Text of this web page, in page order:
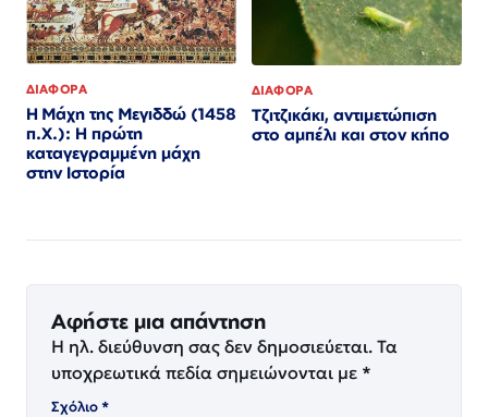
ΔΙΑΦΟΡΑ
Η Μάχη της Μεγιδδώ (1458
π.Χ.): Η πρώτη
καταγεγραμμένη μάχη
στην Ιστορία
ΔΙΑΦΟΡΑ
Τζιτζικάκι, αντιμετώπιση
στο αμπέλι και στον κήπο
Αφήστε μια απάντηση
Η ηλ. διεύθυνση σας δεν δημοσιεύεται. Τα
υποχρεωτικά πεδία σημειώνονται με *
Σχόλιο*